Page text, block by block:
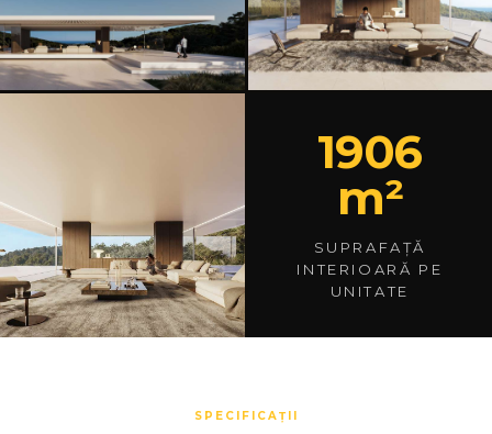
1906
m²
SUPRAFAȚĂ
INTERIOARĂ PE
UNITATE
SPECIFICAȚII